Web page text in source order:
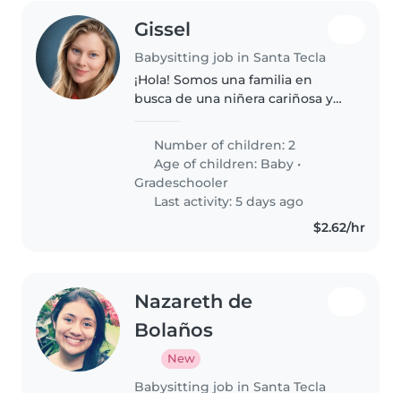
Gissel
Babysitting job in Santa Tecla
¡Hola! Somos una familia en
busca de una niñera cariñosa y
nuestros dos hijos, un bebé y un
niño en edad escolar. Ambos son
muy energéticos, creativos e
inteligentes...
Number of children: 2
Age of children: Baby •
Gradeschooler
Last activity: 5 days ago
$2.62/hr
Nazareth de
Bolaños
New
Babysitting job in Santa Tecla